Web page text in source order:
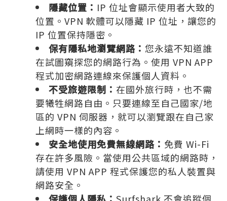
隱藏位置： IP 位址會顯示使用者大致的
位置。VPN 軟體可以隱藏 IP 位址，讓您的
IP 位置保持隱密。
保有隱私地瀏覽網路： 您永遠不知道誰
在試圖窺探您的網路行為。使用 VPN APP
程式加密網路連線來保護個人資料。
不受旅遊限制： 在國外旅行時，也不需
要犧牲網路自由。只要連線至自己國家/地
區的 VPN 伺服器，就可以瀏覽跟在自己家
上網時一樣的內容。
安全地使用免費無線網路： 免費 Wi-Fi
存在許多風險。當使用公共區域的網路時，
請使用 VPN APP 程式保護您的私人裝置與
網路安全。